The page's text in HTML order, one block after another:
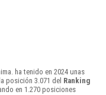
ha tenido en 2024 unas
posición 3.071 del Ranking
en 1.270 posiciones